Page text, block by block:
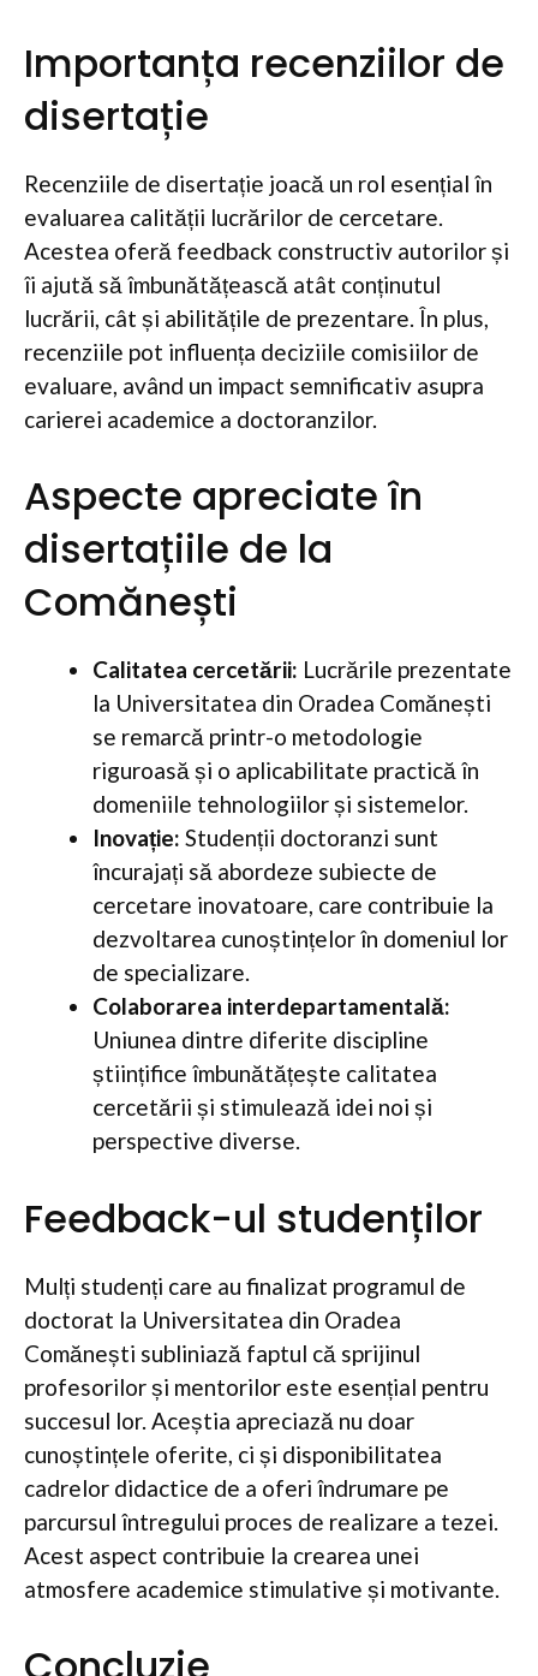
Importanța recenziilor de
disertație
Recenziile de disertație joacă un rol esențial în
evaluarea calității lucrărilor de cercetare.
Acestea oferă feedback constructiv autorilor și
îi ajută să îmbunătățească atât conținutul
lucrării, cât și abilitățile de prezentare. În plus,
recenziile pot influența deciziile comisiilor de
evaluare, având un impact semnificativ asupra
carierei academice a doctoranzilor.
Aspecte apreciate în
disertațiile de la
Comănești
Calitatea cercetării: Lucrările prezentate
la Universitatea din Oradea Comănești
se remarcă printr-o metodologie
riguroasă și o aplicabilitate practică în
domeniile tehnologiilor și sistemelor.
Inovație: Studenții doctoranzi sunt
încurajați să abordeze subiecte de
cercetare inovatoare, care contribuie la
dezvoltarea cunoștințelor în domeniul lor
de specializare.
Colaborarea interdepartamentală:
Uniunea dintre diferite discipline
științifice îmbunătățește calitatea
cercetării și stimulează idei noi și
perspective diverse.
Feedback-ul studenților
Mulți studenți care au finalizat programul de
doctorat la Universitatea din Oradea
Comănești subliniază faptul că sprijinul
profesorilor și mentorilor este esențial pentru
succesul lor. Aceștia apreciază nu doar
cunoștințele oferite, ci și disponibilitatea
cadrelor didactice de a oferi îndrumare pe
parcursul întregului proces de realizare a tezei.
Acest aspect contribuie la crearea unei
atmosfere academice stimulative și motivante.